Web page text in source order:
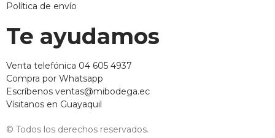
Política de envío
Te ayudamos
Venta telefónica 04 605 4937
Compra por Whatsapp
Escríbenos ventas@mibodega.ec
Vísitanos en Guayaquil
© Todos los derechos reservados.